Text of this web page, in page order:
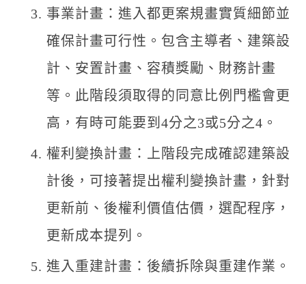
事業計畫：進入都更案規畫實質細節並
確保計畫可行性。包含主導者、建築設
計、安置計畫、容積獎勵、財務計畫
等。此階段須取得的同意比例門檻會更
高，有時可能要到4分之3或5分之4。
權利變換計畫：上階段完成確認建築設
計後，可接著提出權利變換計畫，針對
更新前、後權利價值估價，選配程序，
更新成本提列。
進入重建計畫：後續拆除與重建作業。